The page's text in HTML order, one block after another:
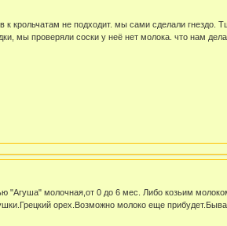
крольчатам не подходит. мы сами сделали гнездо.
мы проверяли соски у неё нет молока. что нам
"Агуша" молочная,от 0 до 6 мес. Либо козьим
орех.Возможно молоко еще